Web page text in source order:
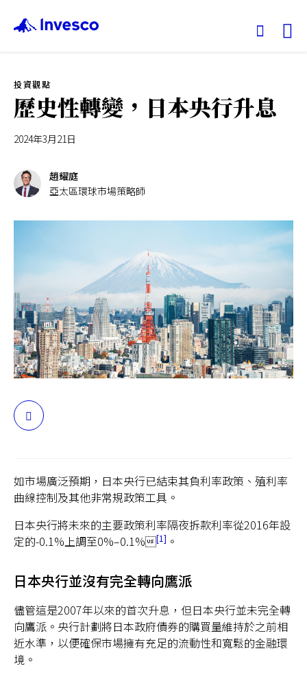
我們的基金
投資觀點
投資教育
服務中心
永續專區
關於景順
聯絡我們
投資觀點
歷史性轉變，日本央行升息
2024年3月21日
趙耀庭
亞太區環球市場策略師
分
如市場廣泛預期，日本央行已結束其負利率政策、殖利率
曲線控制及其他非常規政策工具。
日本央行將未來的主要政策利率隔夜拆款利率從2016年設
定的-0.1%上調至0%–0.1% 1 。
日本央行並沒有完全轉向鷹派
儘管這是2007年以來的首次升息，但日本央行並未完全轉
向鷹派。央行計劃將日本政府債券的購買量維持於之前相
近水準，以便確保市場擁有充足的流動性和寬鬆的金融環
境。